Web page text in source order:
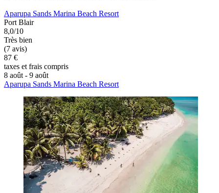
Aparupa Sands Marina Beach Resort
Port Blair
8,0/10
Très bien
(7 avis)
87 €
taxes et frais compris
8 août - 9 août
Aparupa Sands Marina Beach Resort